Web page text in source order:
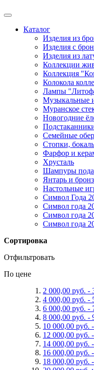
Каталог
Изделия из
Изделия с
Изделия из
Коллекции
Коллекция
Колокола
Лампы
Музыкальные
Муранское
Новогодние
Семейные
Стопки,
Фарфор и
Хрусталь
Шампуры
Янтарь и
Настольные
Символ Года
Символ года
Символ года
Символ года
Сортировка
Отфильтровать
По цене
2 000,00 руб. -
4 000,00 руб. -
6 000,00 руб. -
8 000,00 руб. -
10 000,00 руб. -
12 000,00 руб. -
14 000,00 руб. -
16 000,00 руб. -
18 000,00 руб. -